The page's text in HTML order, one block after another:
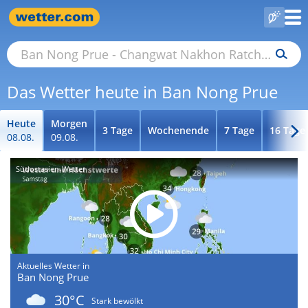
Das Wetter heute in Ban Nong Prue
Heute
08.08.
Morgen
09.08.
3 Tage Wochenende 7 Tage 16 Tage
Südostasien-Wetter
Aktuelles Wetter in
Ban Nong Prue
30°C
Stark bewölkt